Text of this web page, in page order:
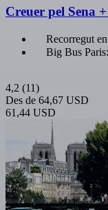
Creuer pel Sena
Recorregut
Big Bus
4,2 (11)
Des de 64,67 USD
61,44 USD